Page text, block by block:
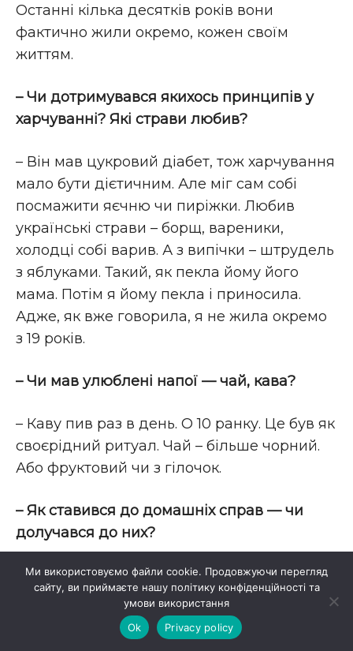
Останні кілька десятків років вони
фактично жили окремо, кожен своїм
життям.
– Чи дотримувався якихось принципів у
харчуванні? Які страви любив?
– Він мав цукровий діабет, тож харчування
мало бути дієтичним. Але міг сам собі
посмажити яєчню чи пиріжки. Любив
українські страви – борщ, вареники,
холодці собі варив. А з випічки – штрудель
з яблуками. Такий, як пекла йому його
мама. Потім я йому пекла і приносила.
Адже, як вже говорила, я не жила окремо
з 19 років.
– Чи мав улюблені напої — чай, кава?
– Каву пив раз в день. О 10 ранку. Це був як
своєрідний ритуал. Чай – більше чорний.
Або фруктовий чи з гілочок.
– Як ставився до домашніх справ — чи
долучався до них?
– Не долучався. Цим у нашій родині
завжди займалися жінки. Він вважав, що
його «місія» – вища.
Ми використовуємо файли cookie. Продовжуючи перегляд
сайту, ви приймаєте нашу політику конфіденційності та
умови використання
Ok
Privacy policy